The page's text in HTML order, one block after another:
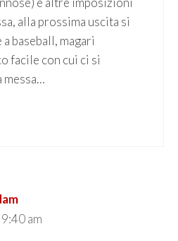
alla prossima uscita si
baseball, magari
facile con cui ci si
messa…
am